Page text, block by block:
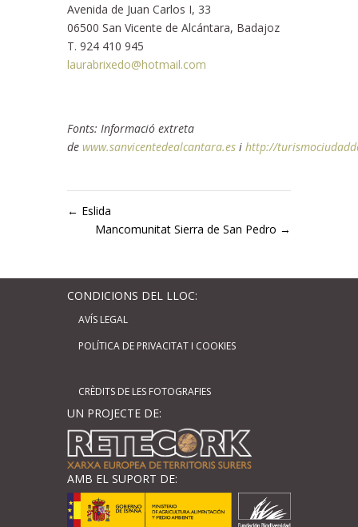
Avenida de Juan Carlos I, 33
06500 San Vicente de Alcántara, Badajoz
T. 924 410 945
laurabrixedo@hotmail.com
Fonts: Informació extreta
de www.sanvicentedealcantara.es i http://
← Eslida
Mancomunitat Sierra de San Pedro →
CONDICIONS DEL LLOC:
AVÍS LEGAL
POLÍTICA DE PRIVACITAT I COOKIES
CRÈDITS DE LES FOTOGRAFIES
UN PROJECTE DE:
AMB EL SUPORT DE: